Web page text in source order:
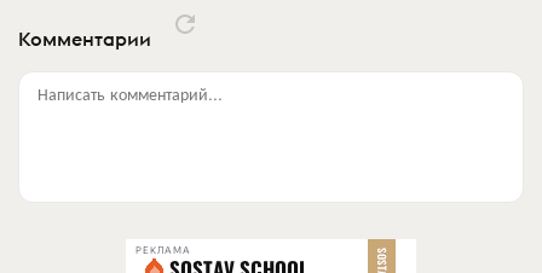
Комментарии
Написать комментарий...
РЕКЛАМА